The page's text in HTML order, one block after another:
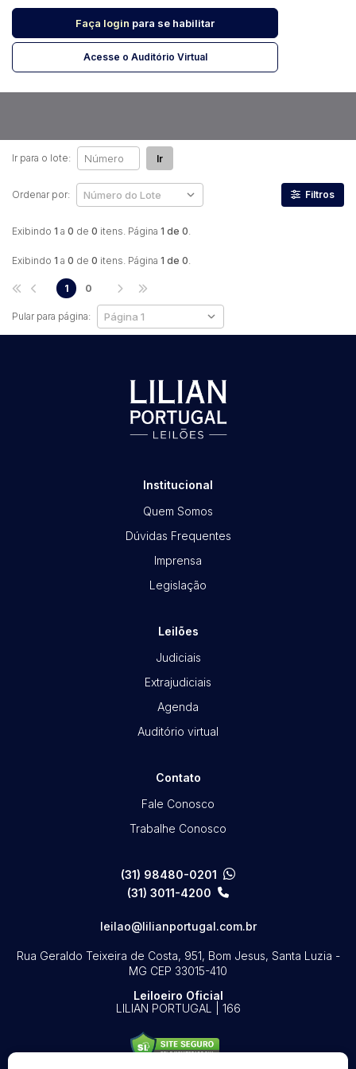
Pesquisar
Faça login para se habilitar
Acesse o Auditório Virtual
Habilite-se para efetuar lances ou
Exibindo 1 a 0 de 0 itens. Página 1 de 0.
Ir para o lote: Ir
Ordenar por: Filtros
Exibindo 1 a 0 de 0 itens. Página 1 de 0.
Pular para página:
1 0
Institucional
Quem Somos
Dúvidas Frequentes
Imprensa
Legislação
Leilões
Judiciais
Extrajudiciais
Agenda
Auditório virtual
Contato
Fale Conosco
Trabalhe Conosco
(31) 98480-0201
(31) 3011-4200
leilao@lilianportugal.com.br
Rua Geraldo Teixeira de Costa, 951, Bom Jesus, Santa Luzia -
MG CEP 33015-410
Leiloeiro Oficial
LILIAN PORTUGAL | 166